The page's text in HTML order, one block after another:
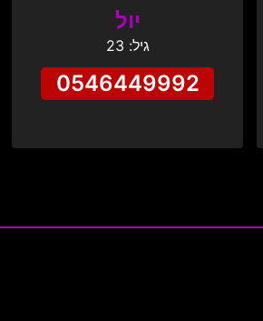
יול
גיל: 23
0546449992